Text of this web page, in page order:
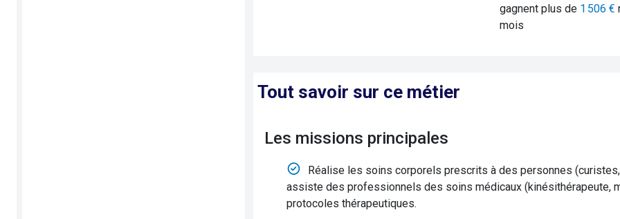
gagnent plus de 1 506 €
mois
Tout savoir sur ce métier
Les missions principales
Réalise les soins corporels prescrits à des personnes
assiste des professionnels des soins médicaux (kinésithérapeute,
protocoles thérapeutiques.